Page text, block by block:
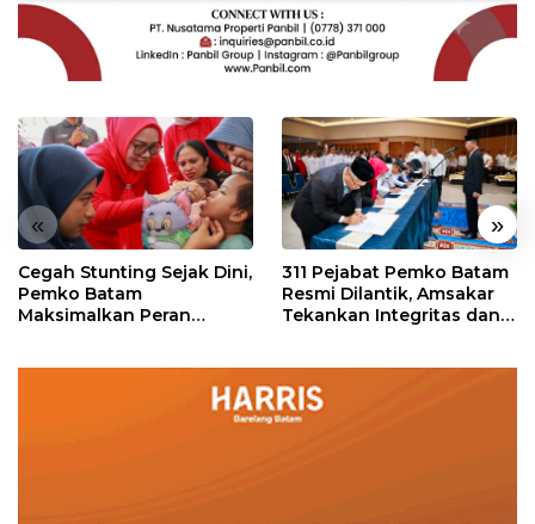
« »
Cegah Stunting Sejak Dini,
Pemko Batam
Maksimalkan Peran
311 Pejabat Pemko Batam
Resmi Dilantik, Amsakar
Tekankan Integritas dan